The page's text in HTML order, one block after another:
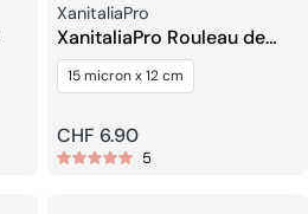
Fournisseur:
XanitaliaPro
XanitaliaPro Rouleau de
Papier Aluminium
15 micron x 12 cm
Prix
CHF 6.90
5